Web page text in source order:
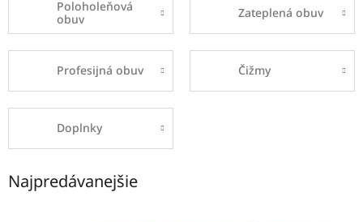
Poloholeňová
obuv
Zateplená obuv
Profesijná obuv Čižmy
Doplnky
Najpredávanejšie